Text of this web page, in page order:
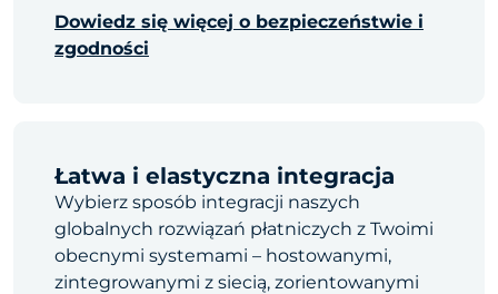
Dowiedz się więcej o bezpieczeństwie i
zgodności
Łatwa i elastyczna integracja
Wybierz sposób integracji naszych
globalnych rozwiązań płatniczych z Twoimi
obecnymi systemami – hostowanymi,
zintegrowanymi z siecią, zorientowanymi